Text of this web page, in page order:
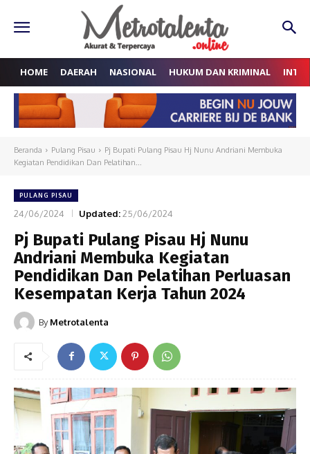
HOME DAERAH NASIONAL HUKUM DAN KRIMINAL
Beranda Pulang Pisau
Pj Bupati Pulang Pisau Hj Nunu Andriani Membuka
Kegiatan Pendidikan Dan Pelatihan...
PULANG PISAU
24/06/2024 Updated:25/06/2024
Pj Bupati Pulang Pisau Hj Nunu
Andriani Membuka Kegiatan
Pendidikan Dan Pelatihan Perluasan
Kesempatan Kerja Tahun 2024
By Metrotalenta